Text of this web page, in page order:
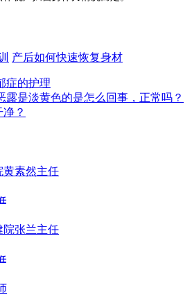
产后如何快速恢复身材
症的护理
露是淡黄色的是怎么回事，正常吗？
？